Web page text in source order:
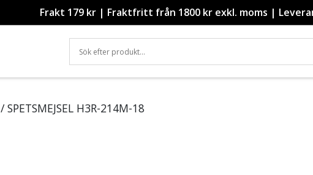
Frakt 179 kr | Fraktfritt från 1800 kr exkl. moms |
/ SPETSMEJSEL H3R-214M-18